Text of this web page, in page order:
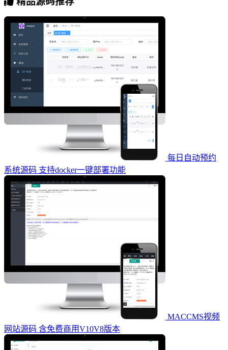
每日自动预约
系统源码 支持docker一键部署功能
MACCMS视频
网站源码 含免费商用V10V8版本